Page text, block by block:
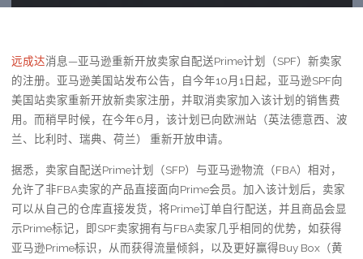
远成达消息—亚马逊重新开放卖家自配送Prime计划（SPF）新卖家
的注册。亚马逊美国站发布公告，自今年10月1日起，亚马逊SPF向
美国站卖家重新开放新卖家注册，并取消卖家加入该计划的销售费
用。而稍早时候，在今年6月，该计划已向欧洲站（英法德意西、波
兰、比利时、瑞典、荷兰） 重新开放申请。
据悉，卖家自配送Prime计划（SFP）与亚马逊物流（FBA）相对，
允许了非FBA卖家的产品直接面向Prime会员。加入该计划后，卖家
可以从自己的仓库直接发货，将Prime订单自行配送，并且商品会显
示Prime标记，即SPF卖家拥有与FBA卖家几乎相同的优势，如获得
亚马逊Prime标识，从而获得流量倾斜，以及更好赢得Buy Box（黄